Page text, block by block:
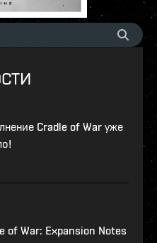
Cradle of War уже
of War: Expansion Notes